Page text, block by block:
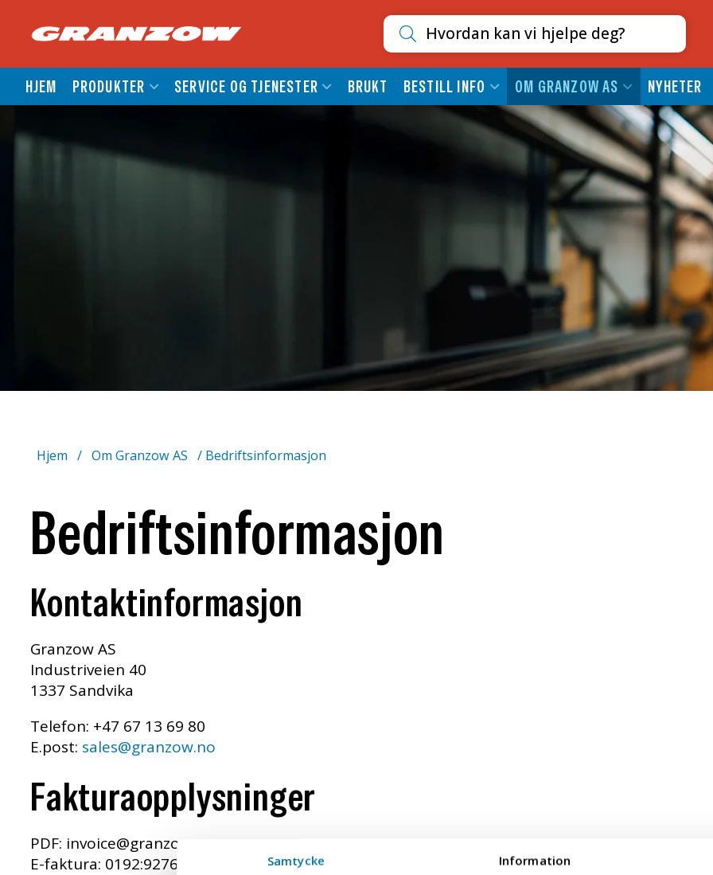
Samtycke Information
Søk etter innhold
HJEM PRODUKTER SERVICE OG TJENESTER BRUKT BESTILL INFO OM GRANZOW AS NYHETER
Hjem / Om Granzow AS / Bedriftsinformasjon
Bedriftsinformasjon
Kontaktinformasjon
Granzow AS
Industriveien 40
1337 Sandvika
Telefon: +47 67 13 69 80
E.post: sales@granzow.no
Fakturaopplysninger
PDF: invoice@granzow.no
E-faktura: 0192:927630192